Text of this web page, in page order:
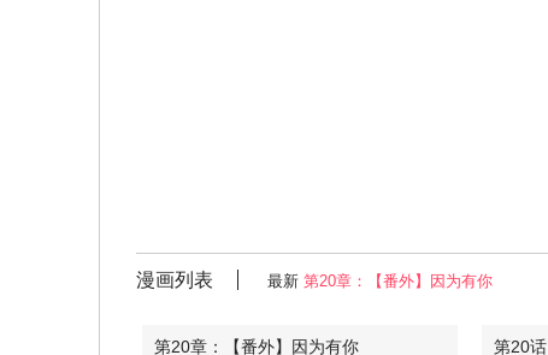
漫画列表 最新 第20章：【番外】因为有你
第20章：【番外】因为有你 第20话